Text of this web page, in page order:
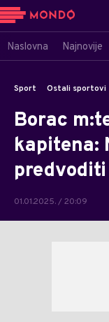
Naslovna Najnovije
Sport Ostali sportovi
Borac
kapitena:
01.01.2025. / 20:09